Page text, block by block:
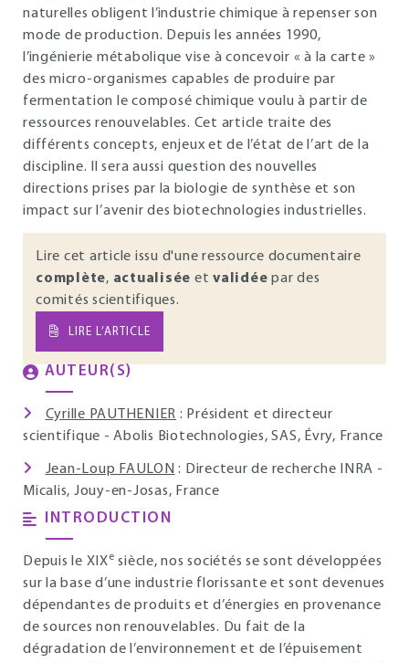
naturelles obligent l’industrie chimique à repenser son
mode de production. Depuis les années 1990,
l’ingénierie métabolique vise à concevoir « à la carte »
des micro-organismes capables de produire par
fermentation le composé chimique voulu à partir de
ressources renouvelables. Cet article traite des
différents concepts, enjeux et de l’état de l’art de la
discipline. Il sera aussi question des nouvelles
directions prises par la biologie de synthèse et son
impact sur l’avenir des biotechnologies industrielles.
Lire cet article issu d'une ressource documentaire
complète, actualisée et validée par des
comités scientifiques.
LIRE L’ARTICLE
AUTEUR(S)
Cyrille PAUTHENIER : Président et directeur
scientifique - Abolis Biotechnologies, SAS, Évry, France
Jean-Loup FAULON : Directeur de recherche INRA -
Micalis, Jouy-en-Josas, France
INTRODUCTION
Depuis le XIXe siècle, nos sociétés se sont développées
sur la base d’une industrie florissante et sont devenues
dépendantes de produits et d’énergies en provenance
de sources non renouvelables. Du fait de la
dégradation de l’environnement et de l’épuisement